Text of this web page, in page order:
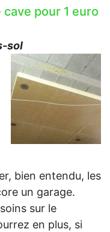
pour 1 euro
sol
bien entendu, les
un garage.
sur le
en plus, si